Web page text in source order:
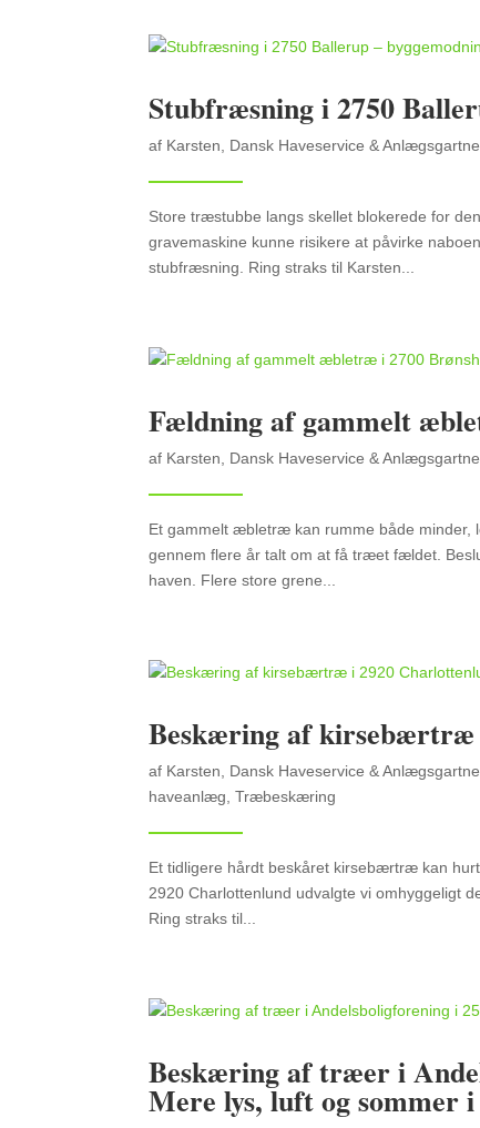
Stubfræsning i 2750
af Karsten, Dansk Haveservice &
Store træstubbe langs skellet blokerede for
gravemaskine kunne risikere at påvirke
stubfræsning. Ring straks til Karsten...
Fældning af gammelt
af Karsten, Dansk Haveservice &
Et gammelt æbletræ kan rumme både
gennem flere år talt om at få træet fældet.
haven. Flere store grene...
Beskæring af kirsebærtræ
af Karsten, Dansk Haveservice &
haveanlæg ,Træbeskæring
Et tidligere hårdt beskåret kirsebærtræ kan
2920 Charlottenlund udvalgte vi omhyggeligt
Ring straks til...
Beskæring af træer i
Mere lys, luft og sommer i